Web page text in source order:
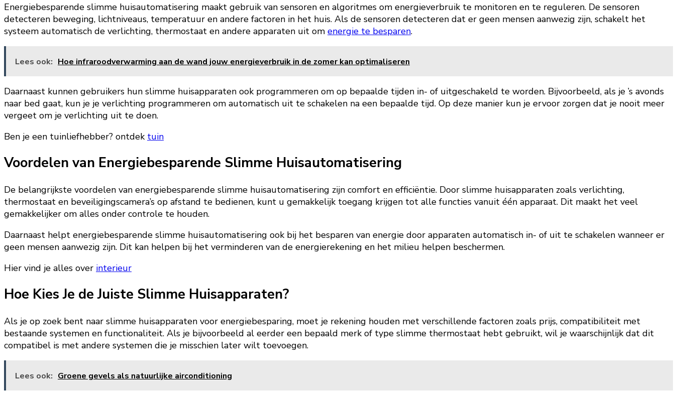
Energiebesparende slimme huisautomatisering maakt gebruik van sensoren en algoritmes om energieverbruik te monitoren en te reguleren. De sensoren
detecteren beweging, lichtniveaus, temperatuur en andere factoren in het huis. Als de sensoren detecteren dat er geen mensen aanwezig zijn, schakelt het
systeem automatisch de verlichting, thermostaat en andere apparaten uit om energie te besparen.
Lees ook: Hoe infraroodverwarming aan de wand jouw energieverbruik in de zomer kan optimaliseren
Daarnaast kunnen gebruikers hun slimme huisapparaten ook programmeren om op bepaalde tijden in- of uitgeschakeld te worden. Bijvoorbeeld, als je ’s avonds
naar bed gaat, kun je je verlichting programmeren om automatisch uit te schakelen na een bepaalde tijd. Op deze manier kun je ervoor zorgen dat je nooit meer
vergeet om je verlichting uit te doen.
Ben je een tuinliefhebber? ontdek tuin
Voordelen van Energiebesparende Slimme Huisautomatisering
De belangrijkste voordelen van energiebesparende slimme huisautomatisering zijn comfort en efficiëntie. Door slimme huisapparaten zoals verlichting,
thermostaat en beveiligingscamera’s op afstand te bedienen, kunt u gemakkelijk toegang krijgen tot alle functies vanuit één apparaat. Dit maakt het veel
gemakkelijker om alles onder controle te houden.
Daarnaast helpt energiebesparende slimme huisautomatisering ook bij het besparen van energie door apparaten automatisch in- of uit te schakelen wanneer er
geen mensen aanwezig zijn. Dit kan helpen bij het verminderen van de energierekening en het milieu helpen beschermen.
Hier vind je alles over interieur
Hoe Kies Je de Juiste Slimme Huisapparaten?
Als je op zoek bent naar slimme huisapparaten voor energiebesparing, moet je rekening houden met verschillende factoren zoals prijs, compatibiliteit met
bestaande systemen en functionaliteit. Als je bijvoorbeeld al eerder een bepaald merk of type slimme thermostaat hebt gebruikt, wil je waarschijnlijk dat dit
compatibel is met andere systemen die je misschien later wilt toevoegen.
Lees ook: Groene gevels als natuurlijke airconditioning